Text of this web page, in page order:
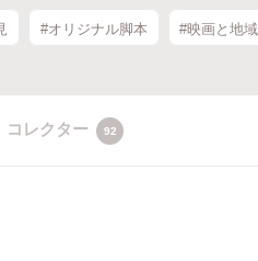
#オリジナル脚本 #映画と地
コレクター 92